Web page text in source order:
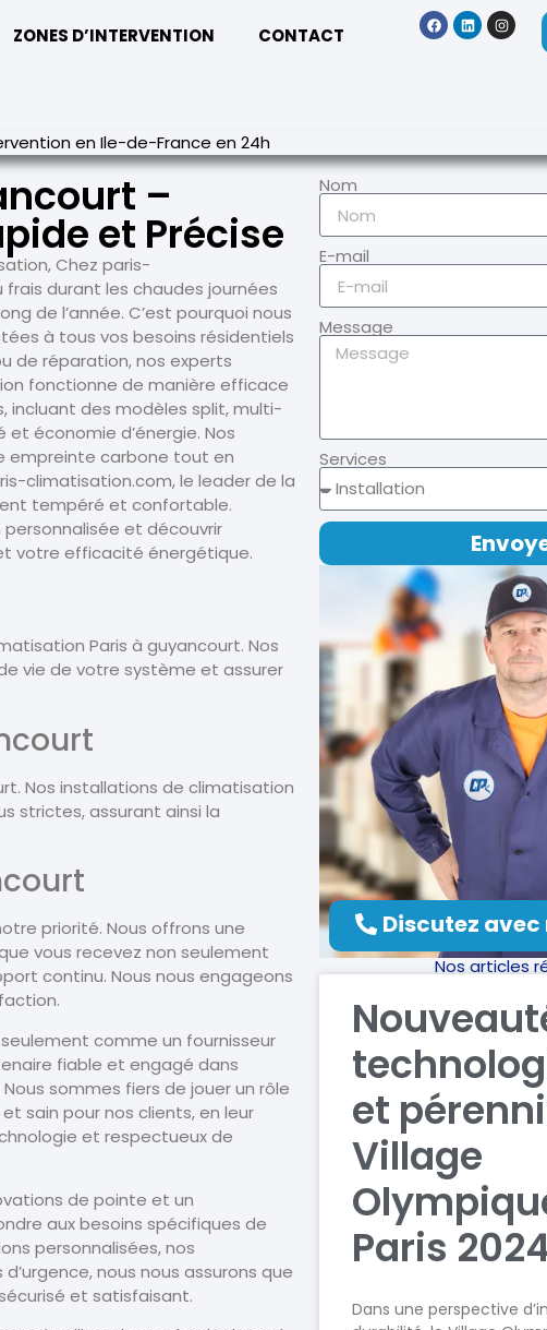
ZONES D’INTERVENTION CONTACT
en Ile-de-France en 24h
Nom
E-mail
Message
Services
Discutez
Nos articles
et
Village
Paris
Dans une perspective
–
et Précise
Chez paris-
durant les chaudes journées
de l’année. C’est pourquoi nous
à tous vos besoins résidentiels
de réparation, nos experts
fonctionne de manière efficace
incluant des modèles split, multi-
économie d’énergie. Nos
empreinte carbone tout en
climatisation.com, le leader de la
tempéré et confortable.
et découvrir
votre efficacité énergétique.
Paris à guyancourt. Nos
vie de votre système et assurer
Nos installations de climatisation
strictes, assurant ainsi la
priorité. Nous offrons une
vous recevez non seulement
continu. Nous nous engageons
comme un fournisseur
fiable et engagé dans
sommes fiers de jouer un rôle
sain pour nos clients, en leur
et respectueux de
de pointe et un
aux besoins spécifiques de
personnalisées, nos
nous nous assurons que
et satisfaisant.